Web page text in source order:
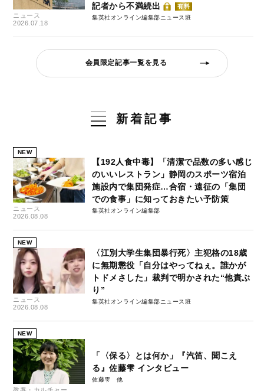
ニュース
2026.07.18
記者から不満続出
有料
集英社オンライン編集部ニュース班
会員限定記事一覧を見る
新着記事
NEW
ニュース
2026.08.08
【192人食中毒】「清潔で品数の多い感じ
のいいレストラン」静岡のスポーツ宿泊
施設内で集団発症…合宿・遠征の「集団
での食事」に知っておきたい予防策
集英社オンライン編集部
NEW
ニュース
2026.08.08
〈江別大学生集団暴行死〉主犯格の18歳
に無期懲役「自分はやってねぇ。誰かが
トドメさした」裁判で明かされた“他責ぶ
り”
集英社オンライン編集部ニュース班
NEW
「〈保る〉とは何か」『汽笛、聞こえ
る』佐藤雫 インタビュー
佐藤雫